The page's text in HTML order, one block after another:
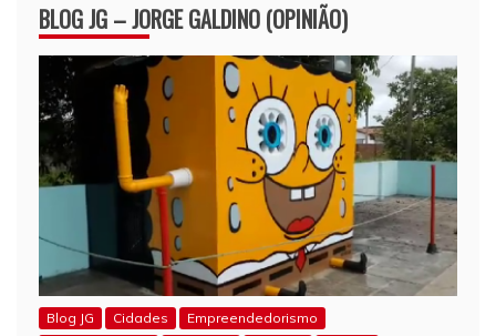
BLOG JG – JORGE GALDINO (OPINIÃO)
Blog JG Cidades
Empreendedorismo